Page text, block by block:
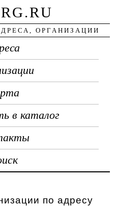
ОРГАНИЗАЦИИ
в каталог
по адресу